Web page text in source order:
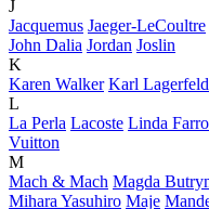
J
Jacquemus Jaeger-LeCoultre
John Dalia Jordan Joslin
K
Karen Walker Karl Lagerfeld
L
La Perla Lacoste Linda
Vuitton
M
Mach & Mach Magda
Mihara Yasuhiro Maje